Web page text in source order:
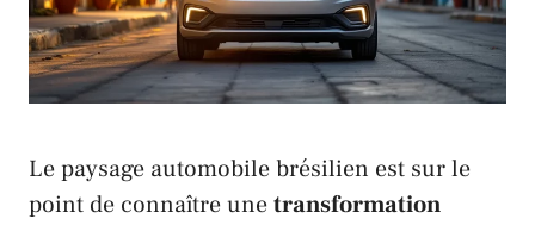
Le paysage automobile brésilien est sur le
point de connaître unetransformation